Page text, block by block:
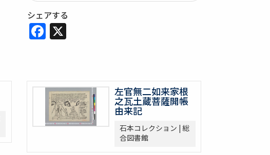
シェアする
Facebook
X
左官無二如来家根
之瓦土蔵菩薩開帳
由来記
石本コレクション | 総
合図書館